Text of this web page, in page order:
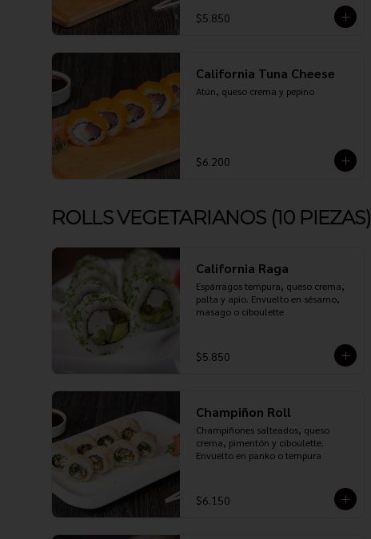
$5.850
California Tuna Cheese
Atún, queso crema y pepino
$6.200
ROLLS VEGETARIANOS (10 PIEZAS)
California Raga
Espárragos tempura, queso crema,
palta y apio. Envuelto en sésamo,
masago o ciboulette
$5.850
Champiñon Roll
Champiñones salteados, queso
crema, pimentón y ciboulette.
Envuelto en panko o tempura
$6.150